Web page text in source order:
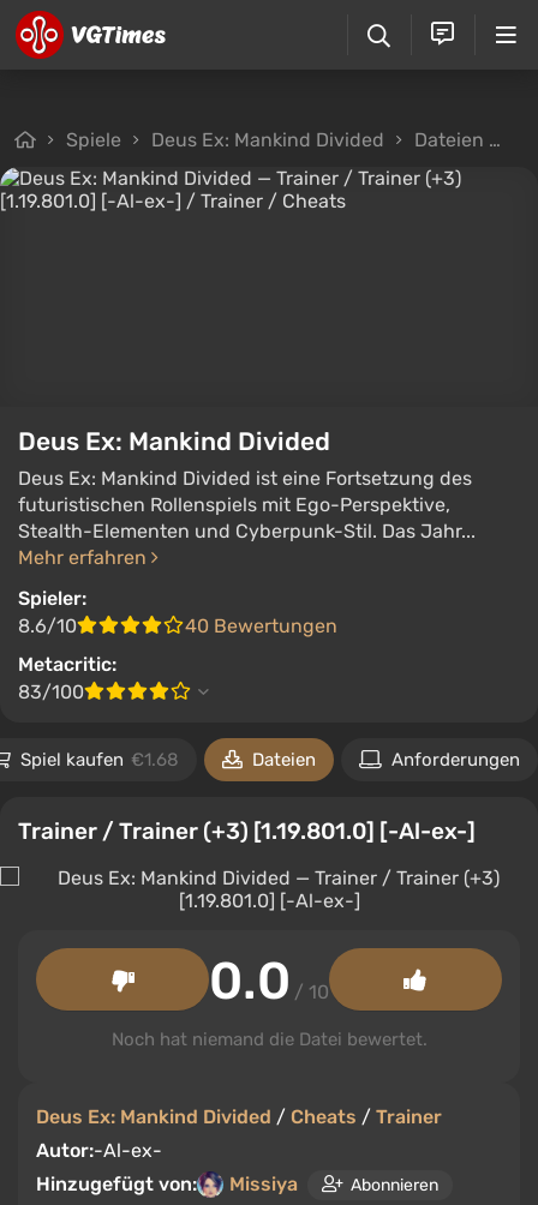
Spiele Deus Ex: Mankind Divided Dateien
Deus Ex: Mankind Divided
Deus Ex: Mankind Divided ist eine Fortsetzung des
futuristischen Rollenspiels mit Ego-Perspektive,
Stealth-Elementen und Cyberpunk-Stil. Das Jahr...
Mehr erfahren
Spieler:
8.6/10
40 Bewertungen
Metacritic:
83/100
Spiel kaufen €1.68 Dateien Anforderungen
Trainer / Trainer (+3) [1.19.801.0] [-Al-ex-]
Deus Ex: Mankind Divided / Cheats / Trainer
Autor:-Al-ex-
Hinzugefügt von:
Missiya Abonnieren
0.0 / 10
Noch hat niemand die Datei bewertet.